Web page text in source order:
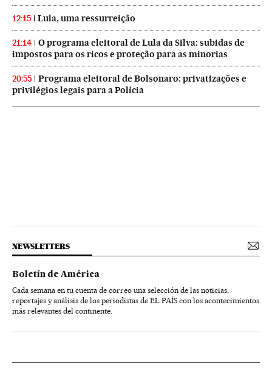
12:15 Lula, uma ressurreição
21:14
O programa eleitoral de Lula da Silva: subidas de
impostos para os ricos e proteção para as minorias
20:55
Programa eleitoral de Bolsonaro: privatizações e
privilégios legais para a Polícia
NEWSLETTERS
Boletín de América
Cada semana en tu cuenta de correo una selección de las noticias,
reportajes y análisis de los periodistas de EL PAÍS con los acontecimientos
más relevantes del continente.